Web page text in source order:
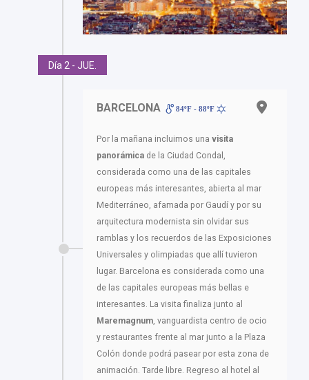
Día 2 - JUE.
BARCELONA 84ºF - 88ºF
Por la mañana incluimos una visita
panorámica de la Ciudad Condal,
considerada como una de las capitales
europeas más interesantes, abierta al mar
Mediterráneo, afamada por Gaudí y por su
arquitectura modernista sin olvidar sus
ramblas y los recuerdos de las Exposiciones
Universales y olimpiadas que allí tuvieron
lugar. Barcelona es considerada como una
de las capitales europeas más bellas e
interesantes. La visita finaliza junto al
Maremagnum, vanguardista centro de ocio
y restaurantes frente al mar junto a la Plaza
Colón donde podrá pasear por esta zona de
animación. Tarde libre. Regreso al hotel al